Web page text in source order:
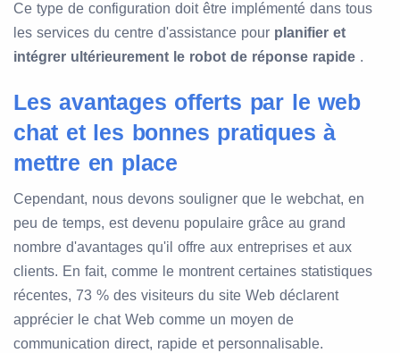
Ce type de configuration doit être implémenté dans tous
les services du centre d'assistance pour planifier et
intégrer ultérieurement le robot de réponse rapide .
Les avantages offerts par le web
chat et les bonnes pratiques à
mettre en place
Cependant, nous devons souligner que le webchat, en
peu de temps, est devenu populaire grâce au grand
nombre d'avantages qu'il offre aux entreprises et aux
clients. En fait, comme le montrent certaines statistiques
récentes, 73 % des visiteurs du site Web déclarent
apprécier le chat Web comme un moyen de
communication direct, rapide et personnalisable.